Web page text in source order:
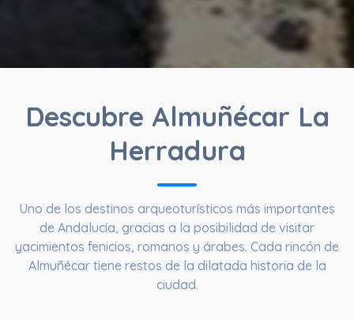
Descubre Almuñécar La
Herradura
Uno de los destinos arqueoturísticos más importantes
de Andalucía, gracias a la posibilidad de visitar
yacimientos fenicios, romanos y árabes. Cada rincón de
Almuñécar tiene restos de la dilatada historia de la
ciudad.